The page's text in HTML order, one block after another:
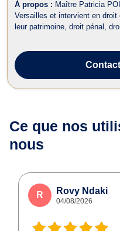
À propos : Maître Patricia
Versailles et intervient en
leur patrimoine, droit pénal,
pour tous dos...
Ce que nos
nous
R Rovy Ndaki
04/08/2026